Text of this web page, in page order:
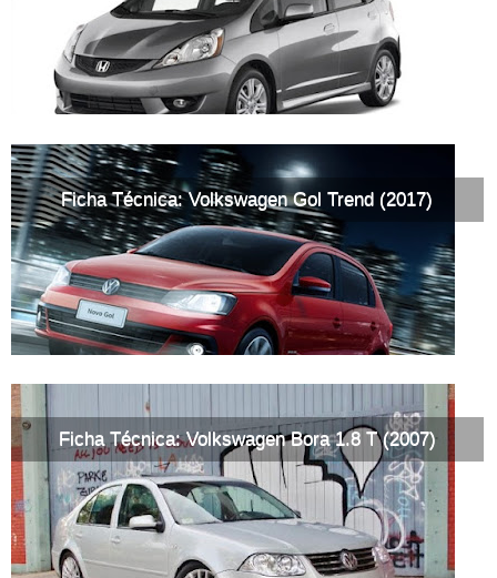
Ficha Técnica: Volkswagen Gol Trend (2017)
Ficha Técnica: Volkswagen Bora 1.8 T (2007)